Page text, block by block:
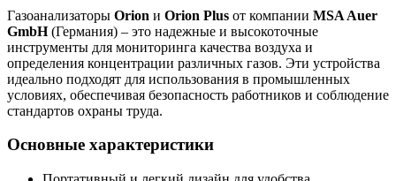
Газоанализаторы Orion и Orion Plus от компании MSA Auer
GmbH(Германия) – это надежные и высокоточные
инструменты для мониторинга качества воздуха и
определения концентрации различных газов. Эти устройства
идеально подходят для использования в промышленных
условиях, обеспечивая безопасность работников и соблюдение
стандартов охраны труда.
Основные характеристики